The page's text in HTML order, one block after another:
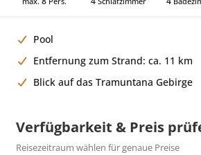
Pool
Entfernung zum Strand: ca. 11 km
Blick auf das Tramuntana Gebirge
Verfügbarkeit & Preis
Reisezeitraum wählen für genaue Preise